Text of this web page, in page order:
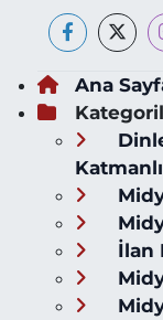
Ana
Katmanlı
İlan